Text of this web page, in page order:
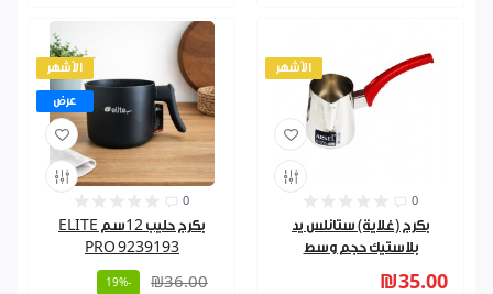
الأشهر
عرض
0
بكرج حليب 12سم ELITE
PRO 9239193
₪36.00
-19%
الأشهر
0
بكرج (غلاية) ستانلس يد
بلاستيك حجم وسط
₪35.00